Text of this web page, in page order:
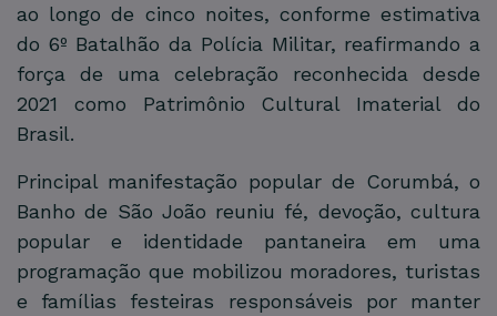
ao longo de cinco noites, conforme estimativa
do 6º Batalhão da Polícia Militar, reafirmando a
força de uma celebração reconhecida desde
2021 como Patrimônio Cultural Imaterial do
Brasil.
Principal manifestação popular de Corumbá, o
Banho de São João reuniu fé, devoção, cultura
popular e identidade pantaneira em uma
programação que mobilizou moradores, turistas
e famílias festeiras responsáveis por manter